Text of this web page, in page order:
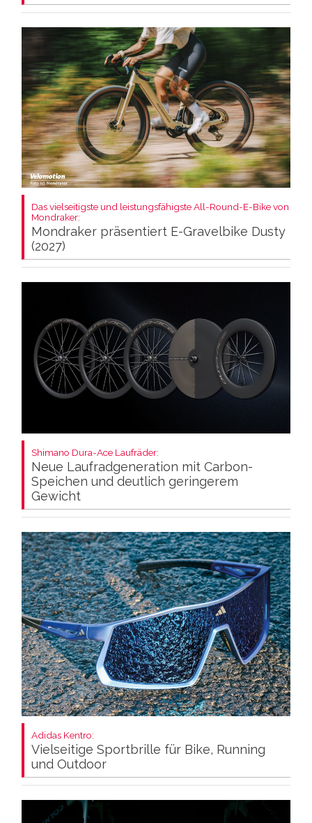
Das vielseitigste und leistungsfähigste All-Round-E-Bike von
Mondraker:
Mondraker präsentiert E-Gravelbike Dusty
(2027)
Shimano Dura-Ace Laufräder:
Neue Laufradgeneration mit Carbon-
Speichen und deutlich geringerem
Gewicht
Adidas Kentro:
Vielseitige Sportbrille für Bike, Running
und Outdoor